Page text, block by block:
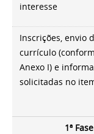
interesse
Inscrições, envio
currículo
Anexo I) e
solicitadas no
1ª